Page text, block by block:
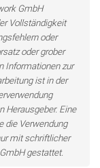
GmbH
Vollständigkeit
oder
oder grober
Informationen zur
ist in der
Herausgeber. Eine
die Verwendung
mit schriftlicher
gestattet.